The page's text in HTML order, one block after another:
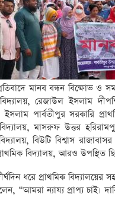
মানব বন্ধন বিক্ষোভ ও
বিদ্যালয়, রেজাউল ইসলাম
পার্বতীপুর সরকারি
মাসরুফ উত্তর
বিউটি বিশ্বাস
বিদ্যালয়, আরও উপস্থিত
ধরে প্রাথমিক
“আমরা ন্যায্য প্রাপ্য চাই।